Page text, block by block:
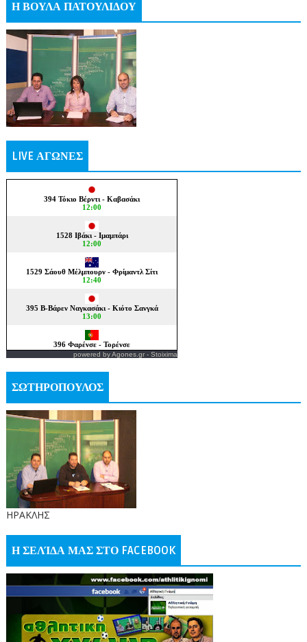
Η ΒΟΥΛΑ ΠΑΤΟΥΛΙΔΟΥ
LIVE ΑΓΩΝΕΣ
powered byAgones.gr- Stoixima
ΣΩΤΗΡΟΠΟΥΛΟΣ
ΗΡΑΚΛΗΣ
Η ΣΕΛΊΔΑ ΜΑΣ ΣΤΟ FACEBOOK